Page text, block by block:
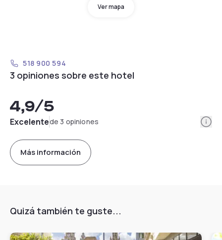
Ver mapa
518 900 594
3 opiniones sobre este hotel
4,9/5
Excelentede 3 opiniones
Más información
Quizá también te guste...